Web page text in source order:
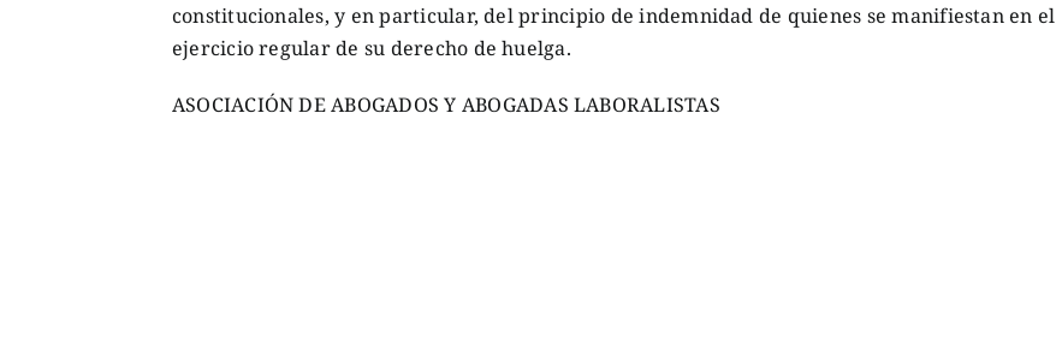
constitucionales, y en particular, del principio de indemnidad de quienes se manifiestan en el
ejercicio regular de su derecho de huelga.
ASOCIACIÓN DE ABOGADOS Y ABOGADAS LABORALISTAS